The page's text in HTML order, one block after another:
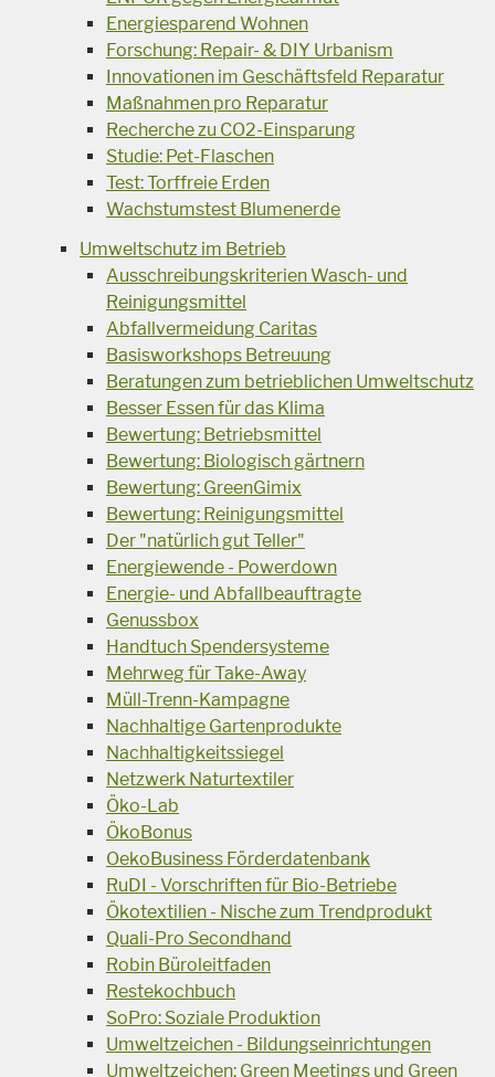
Energiesparend Wohnen
Forschung: Repair- & DIY Urbanism
Innovationen im Geschäftsfeld Reparatur
Maßnahmen pro Reparatur
Recherche zu CO2-Einsparung
Studie: Pet-Flaschen
Test: Torffreie Erden
Wachstumstest Blumenerde
Umweltschutz im Betrieb
Ausschreibungskriterien Wasch- und
Reinigungsmittel
Abfallvermeidung Caritas
Basisworkshops Betreuung
Beratungen zum betrieblichen Umweltschutz
Besser Essen für das Klima
Bewertung: Betriebsmittel
Bewertung: Biologisch gärtnern
Bewertung: GreenGimix
Bewertung: Reinigungsmittel
Der "natürlich gut Teller"
Energiewende - Powerdown
Energie- und Abfallbeauftragte
Genussbox
Handtuch Spendersysteme
Mehrweg für Take-Away
Müll-Trenn-Kampagne
Nachhaltige Gartenprodukte
Nachhaltigkeitssiegel
Netzwerk Naturtextiler
Öko-Lab
ÖkoBonus
OekoBusiness Förderdatenbank
RuDI - Vorschriften für Bio-Betriebe
Ökotextilien - Nische zum Trendprodukt
Quali-Pro Secondhand
Robin Büroleitfaden
Restekochbuch
SoPro: Soziale Produktion
Umweltzeichen - Bildungseinrichtungen
Umweltzeichen: Green Meetings und Green